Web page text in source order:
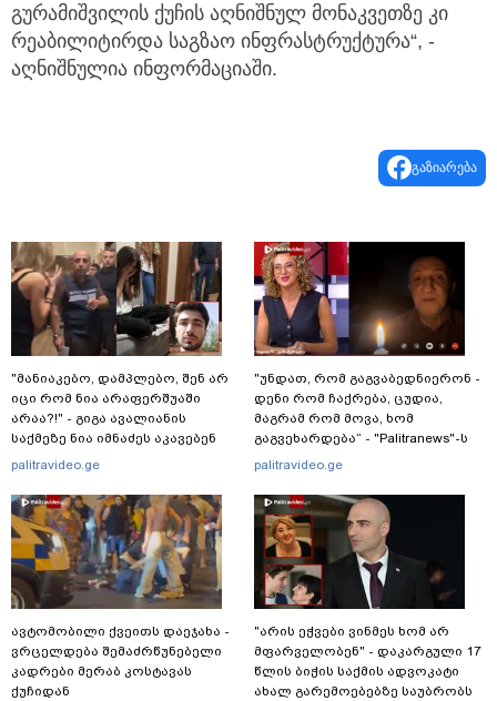
გურამიშვილის ქუჩის აღნიშნულ მონაკვეთზე კი
რეაბილიტირდა საგზაო ინფრასტრუქტურა“, -
აღნიშნულია ინფორმაციაში.
გაზიარება
"მანიაკებო, დამპლებო, შენ არ
იცი რომ ნია არაფერშუაში
არაა?!" - გიგა ავალიანის
საქმეზე ნია იმნაძეს აკავებენ
palitravideo.ge
ავტომობილი ქვეითს დაეჯახა -
ვრცელდება შემაძრწუნებელი
კადრები მერაბ კოსტავას
ქუჩიდან
"უნდათ, რომ გაგვაბედნიერონ -
დენი რომ ჩაქრება, ცუდია,
მაგრამ რომ მოვა, ხომ
გაგვეხარდება“ - "Palitranews"-ს
პირდეპირ ეთერში გია
ჩაერთო
palitravideo.ge
"არის ეჭვები ვინმეს ხომ არ
მფარველობენ" - დაკარგული 17
წლის ბიჭის საქმის ადვოკატი
ახალ გარემოებებზე საუბრობს